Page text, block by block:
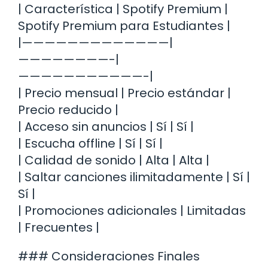
| Característica | Spotify Premium |
Spotify Premium para Estudiantes |
|—————————————|
————————-|
———————————-|
| Precio mensual | Precio estándar |
Precio reducido |
| Acceso sin anuncios | Sí | Sí |
| Escucha offline | Sí | Sí |
| Calidad de sonido | Alta | Alta |
| Saltar canciones ilimitadamente | Sí |
Sí |
| Promociones adicionales | Limitadas
| Frecuentes |
### Consideraciones Finales